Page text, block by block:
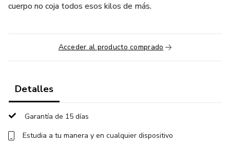
cuerpo no coja todos esos kilos de más.
Acceder al producto comprado
Detalles
Garantía de 15 días
Estudia a tu manera y en cualquier dispositivo